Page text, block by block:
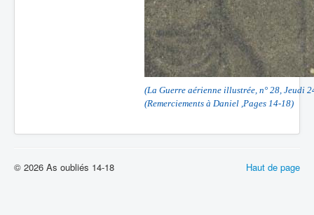
(La Guerre aérienne illustrée, n° 28, Jeudi
(Remerciements à Daniel ,Pages 14-18)
Haut de page
© 2026 As oubliés 14-18